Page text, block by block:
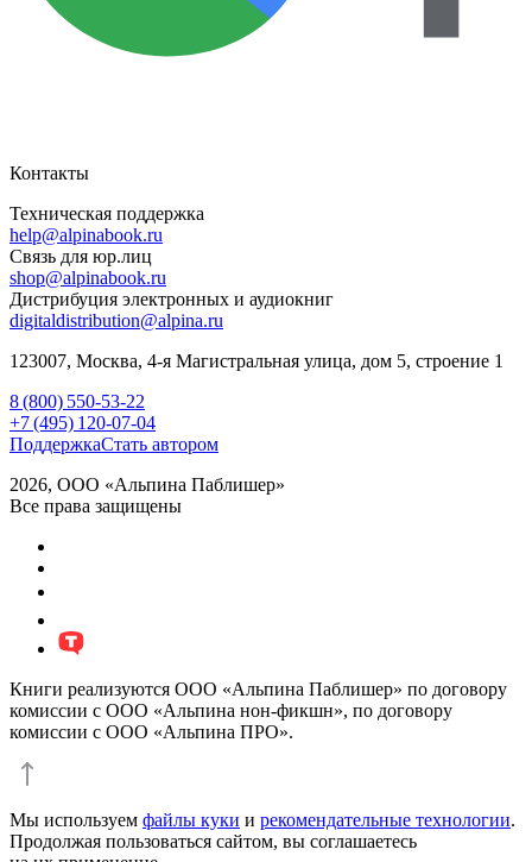
Контакты
Техническая поддержка
help@alpinabook.ru
Связь для юр.лиц
shop@alpinabook.ru
Дистрибуция электронных и аудиокниг
digitaldistribution@alpina.ru
123007, Москва, 4-я Магистральная улица, дом 5, строение 1
8 (800) 550-53-22
+7 (495) 120-07-04
ПоддержкаСтать автором
2026, ООО «Альпина Паблишер»
Все права защищены
Книги реализуются ООО «Альпина Паблишер» по договору
комиссии с ООО «Альпина нон-фикшн», по договору
комиссии с ООО «Альпина ПРО».
Мы используем файлы куки и рекомендательные технологии.
Продолжая пользоваться сайтом, вы соглашаетесь